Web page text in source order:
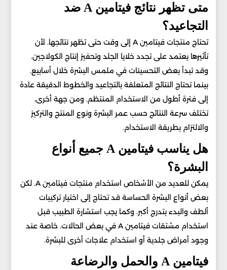
متى تظهر نتائج فيتامين A ضد
التجاعيد؟
تحتاج منتجات فيتامين A إلى وقت حتى تظهر نتائجها. لأن
تأثيرها يعتمد على تجدد خلايا الجلد وتحفيز إنتاج الكولاجين.
وقد تبدأ بعض التحسينات في ملمس البشرة خلال أسابيع.
بينما تحتاج النتائج المتعلقة بالتجاعيد والخطوط الدقيقة عادة
إلى فترة أطول من الاستخدام المنتظم. ومن جهة أخرى،
تختلف سرعة النتائج حسب عمر البشرة ونوع المنتج والتركيز
والالتزام بطريقة الاستخدام.
هل يناسب فيتامين A جميع أنواع
البشرة؟
يمكن للعديد من الأشخاص استخدام منتجات فيتامين A. لكن
بعض أنواع البشرة الحساسة قد تحتاج إلى اختيار تركيبات
ألطف والبدء بتدرج أكبر. وكما يجب استشارة الطبيب قبل
استخدام مشتقات فيتامين A في بعض الحالات. خاصة عند
وجود أمراض جلدية أو استخدام علاجات أخرى للبشرة.
فيتامين A والحمل والرضاعة